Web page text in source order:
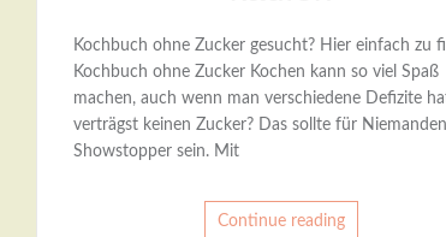
Kochbuch ohne Zucker gesucht? Hier einfach zu
Kochbuch ohne Zucker Kochen kann so viel Spaß
machen, auch wenn man verschiedene Defizite
verträgst keinen Zucker? Das sollte für
Showstopper sein. Mit
Continue reading